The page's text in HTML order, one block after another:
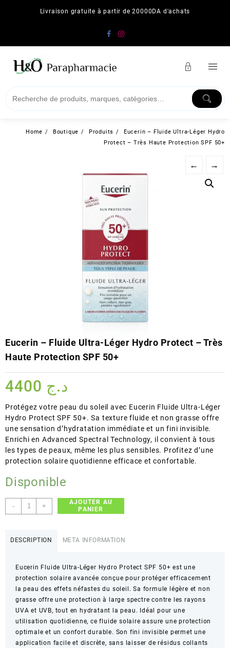
Livraison gratuite à partir de 20000DA d'achats
Home Boutique Produits
Eucerin – Fluide Ultra-Léger Hydro
Protect – Très Haute Protection SPF 50+
← →
Eucerin – Fluide Ultra-Léger Hydro Protect – Très
Haute Protection SPF 50+
د.ج
Protégez votre peau du soleil avec Eucerin Fluide Ultra-Léger
Hydro Protect SPF 50+. Sa texture fluide et non grasse offre
une sensation d’hydratation immédiate et un fini invisible.
Enrichi en Advanced Spectral Technology, il convient à tous
les types de peaux, même les plus sensibles. Profitez d’une
protection solaire quotidienne efficace et confortable.
Disponible
-
quantité
de
Léger
Hydro
Protect
–
Très
Haute
Protection
SPF
+
AJOUTER AU
PANIER
DESCRIPTION META INFORMATION
Eucerin Fluide Ultra-Léger Hydro Protect SPF 50+ est une
protection solaire avancée conçue pour protéger efficacement
la peau des effets néfastes du soleil. Sa formule légère et non
grasse offre une protection à large spectre contre les rayons
UVA et UVB, tout en hydratant la peau. Idéal pour une
utilisation quotidienne, ce fluide solaire assure une protection
optimale et un confort durable. Son fini invisible permet une
application facile et discrète, sans laisser de résidus collants